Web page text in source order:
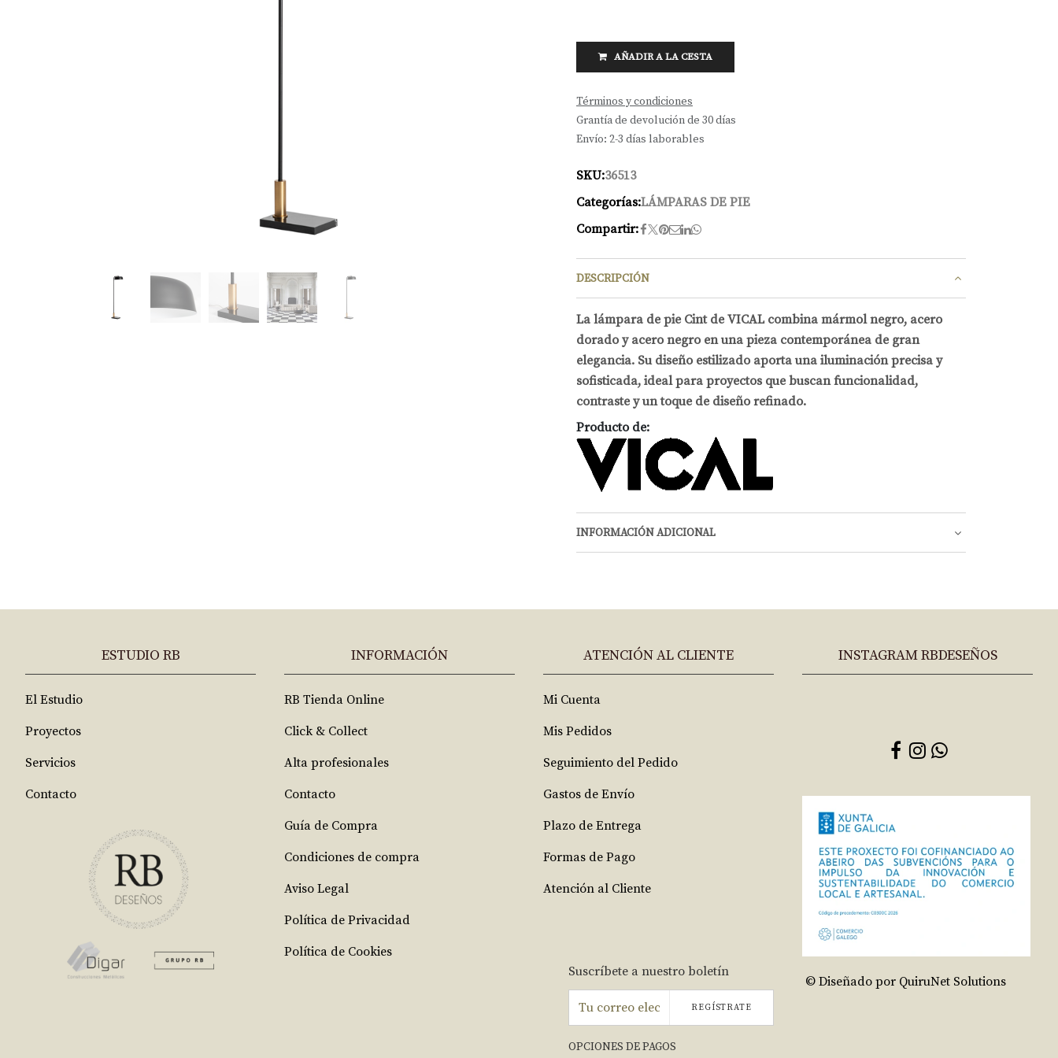
AÑADIR A LA CESTA
Términos y condiciones
Grantía de devolución de 30 días
Envío: 2-3 días laborables
SKU:36513
Categorías:LÁMPARAS DE PIE
Compartir:
DESCRIPCIÓN
La lámpara de pie Cint de VICAL combina mármol negro, acero
dorado y acero negro en una pieza contemporánea de gran
elegancia. Su diseño estilizado aporta una iluminación precisa y
sofisticada, ideal para proyectos que buscan funcionalidad,
contraste y un toque de diseño refinado.
Producto de:
INFORMACIÓN ADICIONAL
ESTUDIO RB
El Estudio
Proyectos
Servicios
Contacto
INFORMACIÓN
RB Tienda Online
Click & Collect
Alta profesionales
Contacto
Guía de Compra
Condiciones de compra
Aviso Legal
Política de Privacidad
Política de Cookies
ATENCIÓN AL CLIENTE
Mi Cuenta
Mis Pedidos
Seguimiento del Pedido
Gastos de Envío
Plazo de Entrega
Formas de Pago
Atención al Cliente
Suscríbete a nuestro boletín
REGÍSTRATE
OPCIONES DE PAGOS
INSTAGRAM RBDESEÑOS
© Diseñado por QuiruNet Solutions